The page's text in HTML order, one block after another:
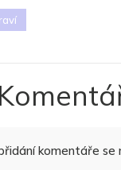
komentáře se